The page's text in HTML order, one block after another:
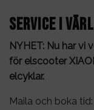
SERVICE I
NYHET: Nu har vi
för elscooter
elcyklar.
Maila och boka tid: